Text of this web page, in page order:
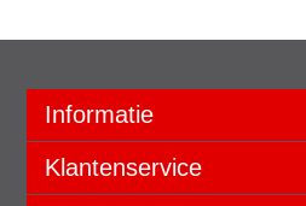
Informatie
Klantenservice